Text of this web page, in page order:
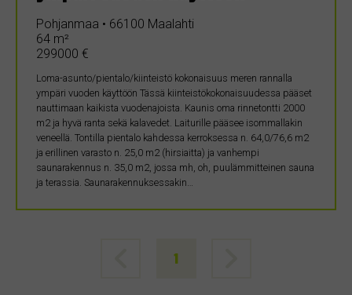
Pohjanmaa • 66100 Maalahti
64 m²
299000 €
Loma-asunto/pientalo/kiinteistö kokonaisuus meren rannalla
ympäri vuoden käyttöön Tässä kiinteistökokonaisuudessa pääset
nauttimaan kaikista vuodenajoista. Kaunis oma rinnetontti 2000
m2 ja hyvä ranta sekä kalavedet. Laiturille pääsee isommallakin
veneellä. Tontilla pientalo kahdessa kerroksessa n. 64,0/76,6 m2
ja erillinen varasto n. 25,0 m2 (hirsiaitta) ja vanhempi
saunarakennus n. 35,0 m2, jossa mh, oh, puulämmitteinen sauna
ja terassia. Saunarakennuksessakin…
1